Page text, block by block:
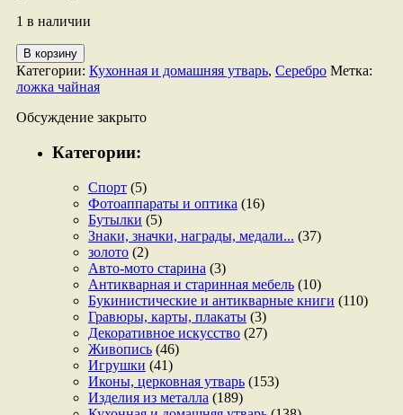
1 в наличии
Количество
товара
Ложка
Ф.Алышев.
В корзину
Категории: Кухонная и домашняя утварь, Серебро Метка:
ложка чайная
Обсуждение закрыто
Категории:
Спорт (5)
Фотоаппараты и оптика (16)
Бутылки (5)
Знаки, значки, награды, медали... (37)
золото (2)
Авто-мото старина (3)
Антикварная и старинная мебель (10)
Букинистические и антикварные книги (110)
Гравюры, карты, плакаты (3)
Декоративное искусство (27)
Живопись (46)
Игрушки (41)
Иконы, церковная утварь (153)
Изделия из металла (189)